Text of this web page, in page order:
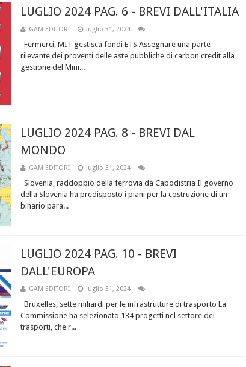
LUGLIO 2024 PAG. 6 - BREVI DALL'ITALIA
GAM EDITORI luglio 31, 2024
Fermerci, MIT gestisca fondi ETS Assegnare una parte
rilevante dei proventi delle aste pubbliche di carbon credit alla
gestione del Mini...
LUGLIO 2024 PAG. 8 - BREVI DAL
MONDO
GAM EDITORI luglio 31, 2024
Slovenia, raddoppio della ferrovia da Capodistria Il governo
della Slovenia ha predisposto i piani per la costruzione di un
binario para...
LUGLIO 2024 PAG. 10 - BREVI
DALL'EUROPA
GAM EDITORI luglio 31, 2024
Bruxelles, sette miliardi per le infrastrutture di trasporto La
Commissione ha selezionato 134 progetti nel settore dei
trasporti, che r...